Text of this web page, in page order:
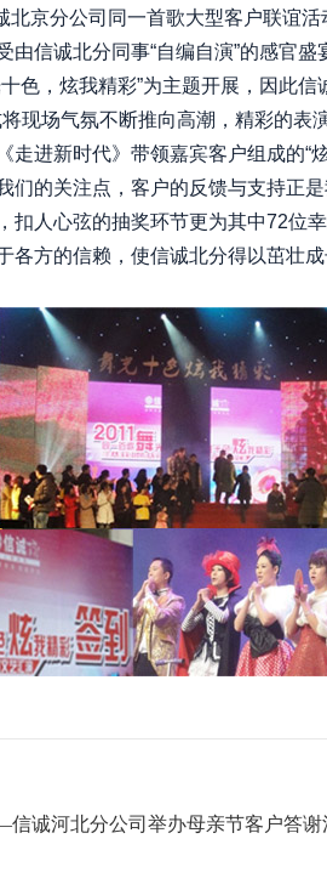
分公司同一首歌大型客户联谊活
信诚北分同事“自编自演”的感官盛
，炫我精彩”为主题开展，因此信
现场气氛不断推向高潮，精彩的表
走进新时代》带领嘉宾客户组成的“
的关注点，客户的反馈与支持正是
扣人心弦的抽奖环节更为其中72位
方的信赖，使信诚北分得以茁壮成
诚河北分公司举办母亲节客户答谢